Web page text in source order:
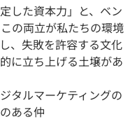
した資本力」と、ベン
の両立が私たちの環境
、失敗を許容する文化
に立ち上げる土壌があ
タルマーケティングの
ある仲